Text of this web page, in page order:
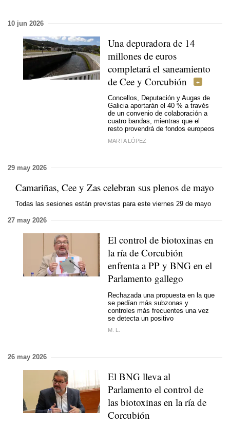
10 jun 2026
Una depuradora de 14
millones de euros
completará el saneamiento
de Cee y Corcubión
Concellos, Deputación y Augas de
Galicia aportarán el 40 % a través
de un convenio de colaboración a
cuatro bandas, mientras que el
resto provendrá de fondos europeos
MARTA LÓPEZ
29 may 2026
Camariñas, Cee y Zas celebran sus plenos de mayo
Todas las sesiones están previstas para este viernes 29 de mayo
27 may 2026
El control de biotoxinas en
la ría de Corcubión
enfrenta a PP y BNG en el
Parlamento gallego
Rechazada una propuesta en la que
se pedían más subzonas y
controles más frecuentes una vez
se detecta un positivo
M. L.
26 may 2026
El BNG lleva al
Parlamento el control de
las biotoxinas en la ría de
Corcubión